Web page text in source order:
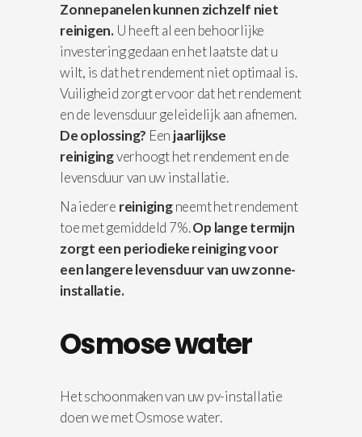
Zonnepanelen kunnen zichzelf niet
reinigen. U heeft al een behoorlijke
investering gedaan en het laatste dat u
wilt, is dat het rendement niet optimaal is.
Vuiligheid zorgt ervoor dat het rendement
en de levensduur geleidelijk aan afnemen.
De oplossing? Een jaarlijkse
reinigingverhoogt het rendement en de
levensduur van uw installatie.
Na iedere reinigingneemt het rendement
toe met gemiddeld 7%.Op lange termijn
zorgt een periodieke reiniging voor
een langere levensduur van uw zonne-
installatie.
Osmose water
Het schoonmaken van uw pv-installatie
doen we met Osmose water.